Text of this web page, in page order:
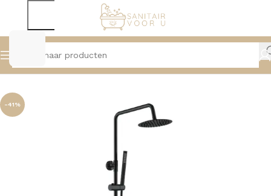
Home Douche Regendouche Sets
-41%